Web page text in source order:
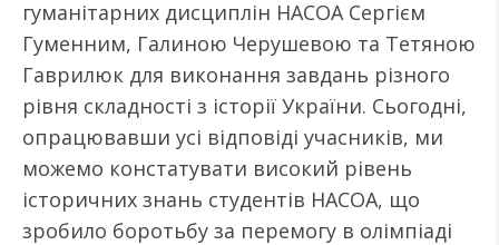
гуманітарних дисциплін НАСОА Сергієм
Гуменним, Галиною Черушевою та Тетяною
Гаврилюк для виконання завдань різного
рівня складності з історії України. Сьогодні,
опрацювавши усі відповіді учасників, ми
можемо констатувати високий рівень
історичних знань студентів НАСОА, що
зробило боротьбу за перемогу в олімпіаді